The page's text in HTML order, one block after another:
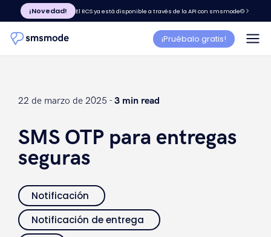
¡Novedad! El RCS ya está disponible a través de la API con smsmode©
¡Pruébalo gratis!
22 de marzo de 2025 -3 min read
SMS OTP para entregas
seguras
Notificación
Notificación de entrega